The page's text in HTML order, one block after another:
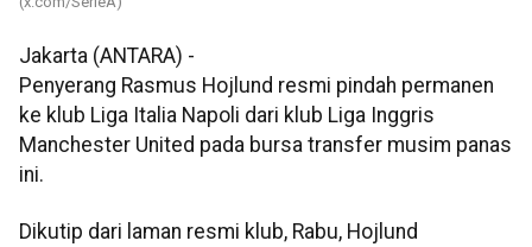
Jakarta (ANTARA) -
Penyerang Rasmus Hojlund resmi pindah permanen
ke klub Liga Italia Napoli dari klub Liga Inggris
Manchester United pada bursa transfer musim panas
ini.
Dikutip dari laman resmi klub, Rabu, Hojlund